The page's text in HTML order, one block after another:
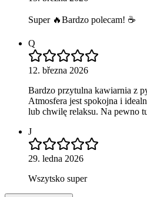
Super 🔥Bardzo polecam! ☕️
Q
12. března 2026
Bardzo przytulna kawiarnia z
Atmosfera jest spokojna i
lub chwilę relaksu. Na pewno
J
29. ledna 2026
Wszytsko super